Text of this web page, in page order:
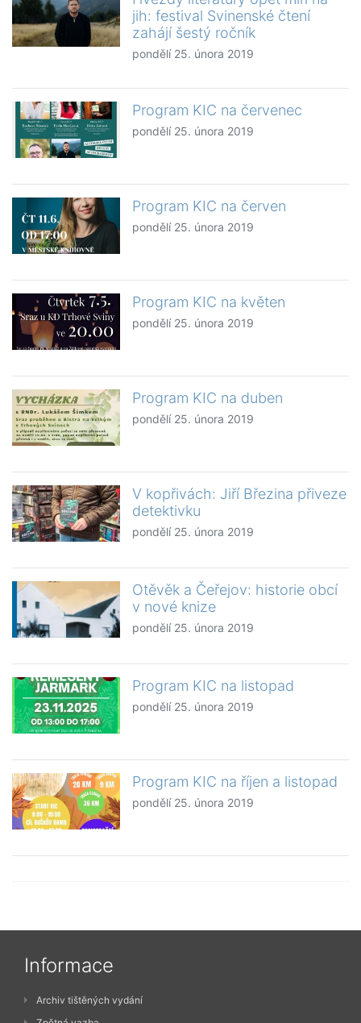
jih: festival Svinenské čtení
zahájí šestý ročník
pondělí 25. února 2019
Program KIC na červenec
pondělí 25. února 2019
Program KIC na červen
pondělí 25. února 2019
Program KIC na květen
pondělí 25. února 2019
Program KIC na duben
pondělí 25. února 2019
V kopřivách: Jiří Březina přiveze
detektivku
pondělí 25. února 2019
Otěvěk a Čeřejov: historie obcí
v nové knize
pondělí 25. února 2019
Program KIC na listopad
pondělí 25. února 2019
Program KIC na říjen a listopad
pondělí 25. února 2019
Informace
Archiv tištěných vydání